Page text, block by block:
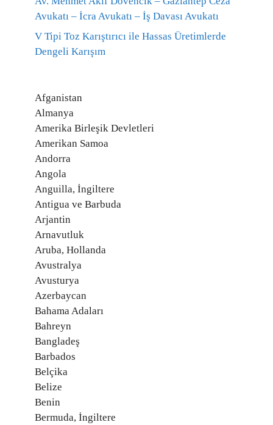
Avukatı – İcra Avukatı – İş Davası Avukatı
V Tipi Toz Karıştırıcı ile Hassas Üretimlerde
Dengeli Karışım
Afganistan
Almanya
Amerika Birleşik Devletleri
Amerikan Samoa
Andorra
Angola
Anguilla, İngiltere
Antigua ve Barbuda
Arjantin
Arnavutluk
Aruba, Hollanda
Avustralya
Avusturya
Azerbaycan
Bahama Adaları
Bahreyn
Bangladeş
Barbados
Belçika
Belize
Benin
Bermuda, İngiltere